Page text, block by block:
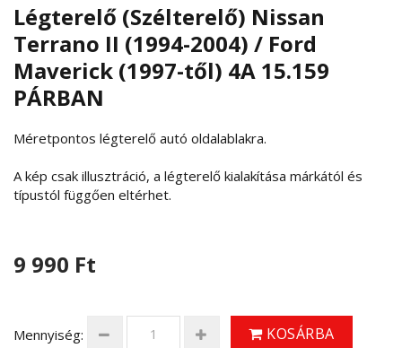
Légterelő (Szélterelő) Nissan
Terrano II (1994-2004) / Ford
Maverick (1997-től) 4A 15.159
PÁRBAN
Méretpontos légterelő autó oldalablakra.
A kép csak illusztráció, a légterelő kialakítása márkától és
típustól függően eltérhet.
9 990 Ft
Mennyiség: KOSÁRBA